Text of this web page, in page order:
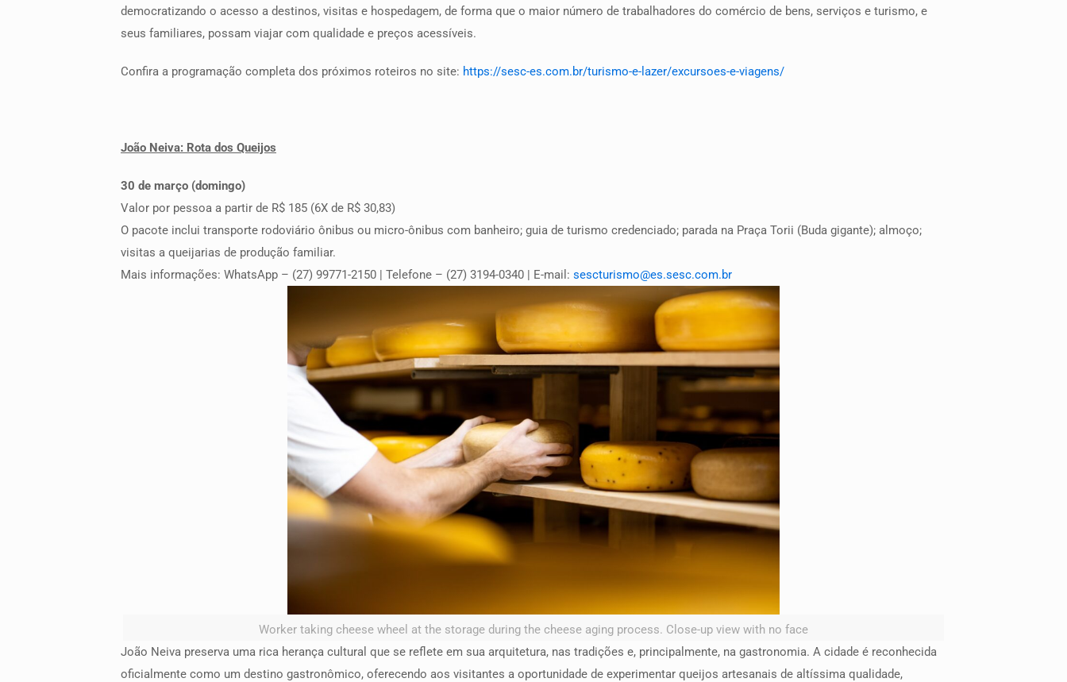
democratizando o acesso a destinos, visitas e hospedagem, de forma que o maior número de trabalhadores do comércio de bens, serviços e turismo, e
seus familiares, possam viajar com qualidade e preços acessíveis.
Confira a programação completa dos próximos roteiros no site: https://sesc-es.com.br/turismo-e-lazer/excursoes-e-viagens/
João Neiva: Rota dos Queijos
30 de março (domingo)
Valor por pessoa a partir de R$ 185 (6X de R$ 30,83)
O pacote inclui transporte rodoviário ônibus ou micro-ônibus com banheiro; guia de turismo credenciado; parada na Praça Torii (Buda gigante); almoço;
visitas a queijarias de produção familiar.
Mais informações: WhatsApp – (27) 99771-2150 | Telefone – (27) 3194-0340 | E-mail: sescturismo@es.sesc.com.br
Worker taking cheese wheel at the storage during the cheese aging process. Close-up view with no face
João Neiva preserva uma rica herança cultural que se reflete em sua arquitetura, nas tradições e, principalmente, na gastronomia. A cidade é reconhecida
oficialmente como um destino gastronômico, oferecendo aos visitantes a oportunidade de experimentar queijos artesanais de altíssima qualidade,